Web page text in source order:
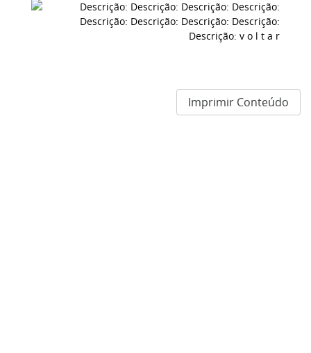
Imprimir Conteúdo